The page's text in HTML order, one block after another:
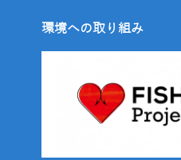
環境への取り組み